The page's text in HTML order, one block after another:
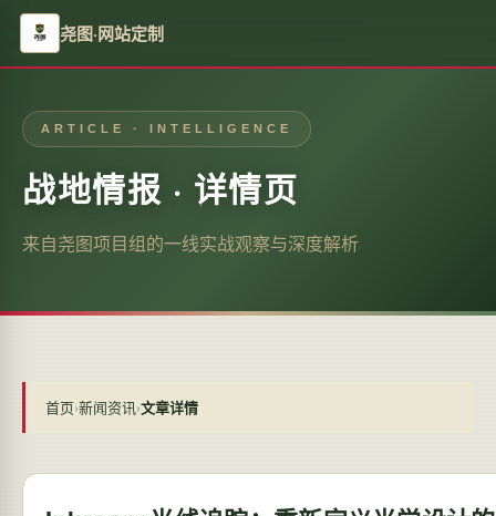
尧图·网站定制
ARTICLE · INTELLIGENCE
战地情报 · 详情页
来自尧图项目组的一线实战观察与深度解析
首页›新闻资讯›文章详情